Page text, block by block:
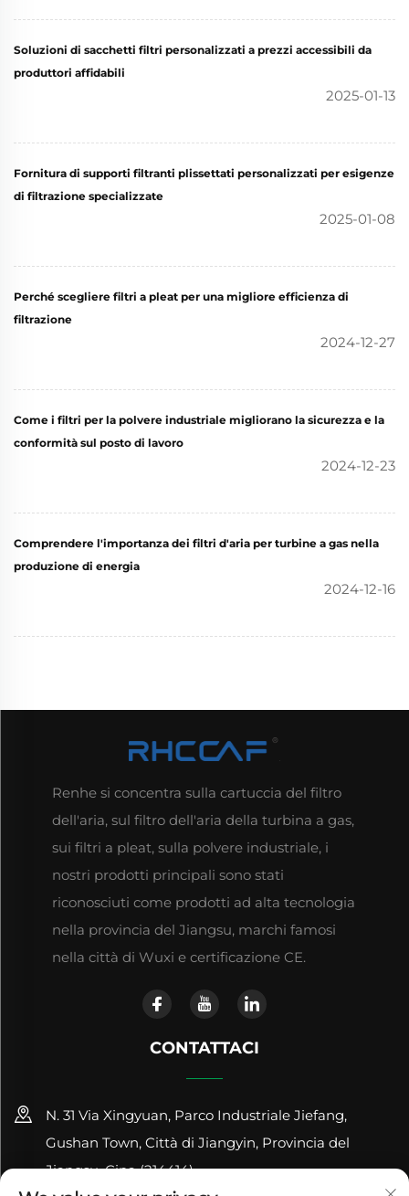
Soluzioni di sacchetti filtri personalizzati a prezzi accessibili da
produttori affidabili
2025-01-13
Fornitura di supporti filtranti plissettati personalizzati per esigenze
di filtrazione specializzate
2025-01-08
Perché scegliere filtri a pleat per una migliore efficienza di
filtrazione
2024-12-27
Come i filtri per la polvere industriale migliorano la sicurezza e la
conformità sul posto di lavoro
2024-12-23
Comprendere l'importanza dei filtri d'aria per turbine a gas nella
produzione di energia
2024-12-16
Renhe si concentra sulla cartuccia del filtro
dell'aria, sul filtro dell'aria della turbina a gas,
sui filtri a pleat, sulla polvere industriale, i
nostri prodotti principali sono stati
riconosciuti come prodotti ad alta tecnologia
nella provincia del Jiangsu, marchi famosi
nella città di Wuxi e certificazione CE.
CONTATTACI
N. 31 Via Xingyuan, Parco Industriale Jiefang,
Gushan Town, Città di Jiangyin, Provincia del
Jiangsu, Cina (214414)